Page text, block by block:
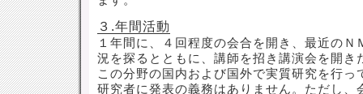
３.年間活動
１年間に、４回程度の会合を開き、最近の
況を探るとともに、講師を招き講演会を開き
この分野の国内および国外で実質研究を行っ
研究者に発表の義務はありません。ただし、